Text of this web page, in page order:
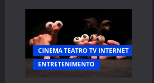
PROMOVE
INTERATIVIDADE
PELAS
REDES
SOCIAIS
:
Dias
3
CINEMA TEATRO TV INTERNET
ENTRETENIMENTO